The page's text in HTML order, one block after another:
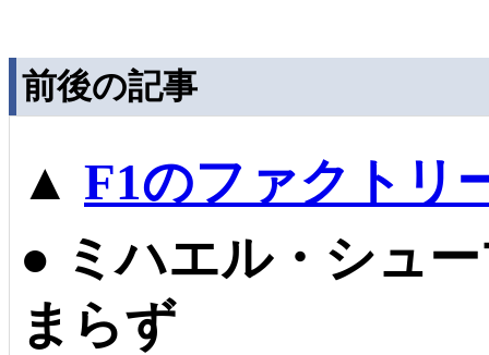
前後の記事
▲ F1のファクトリ
● ミハエル・シュ
まらず